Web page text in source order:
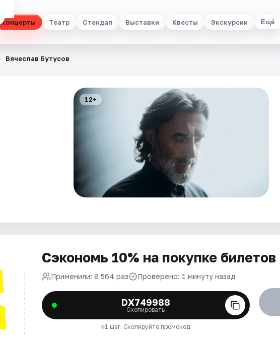
Концерты Театр Стендап Выставки Квесты Экскурсии Ещё
Вячеслав Бутусов
12+
Сэкономь 10% на покупке билетов
Применили: 8 564 раз Проверено: 1 минуту назад
DX749988
Скопировать
1 шаг. Скопируйте промокод